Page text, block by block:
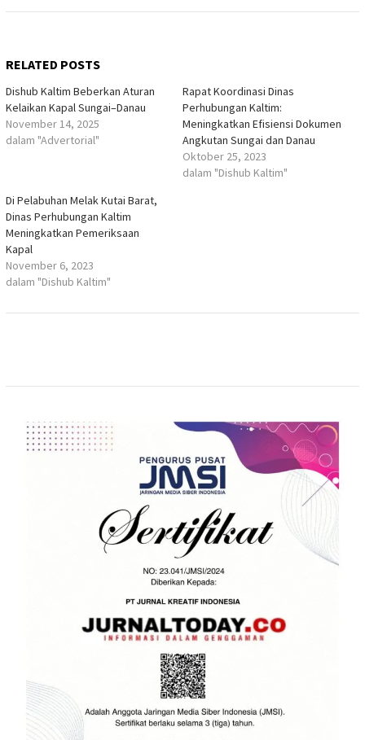
RELATED POSTS
Dishub Kaltim Beberkan Aturan
Kelaikan Kapal Sungai–Danau
November 14, 2025
dalam "Advertorial"
Rapat Koordinasi Dinas
Perhubungan Kaltim:
Meningkatkan Efisiensi Dokumen
Angkutan Sungai dan Danau
Oktober 25, 2023
dalam "Dishub Kaltim"
Di Pelabuhan Melak Kutai Barat,
Dinas Perhubungan Kaltim
Meningkatkan Pemeriksaan
Kapal
November 6, 2023
dalam "Dishub Kaltim"